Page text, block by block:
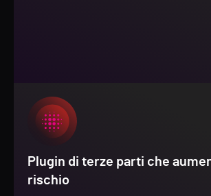
Plugin di terze parti che
rischio